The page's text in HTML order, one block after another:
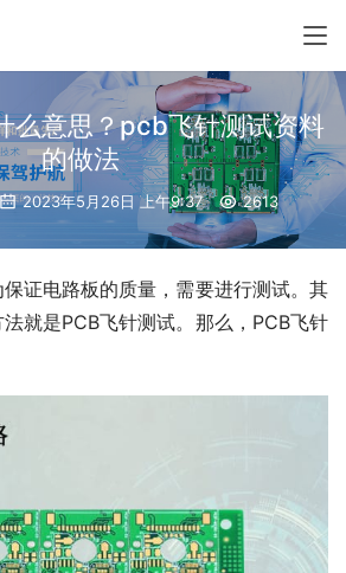
么意思？pcb飞针测试资料
的做法
2023年5月26日 上午9:37 2613
证电路板的质量，需要进行测试。其
就是PCB飞针测试。那么，PCB飞针